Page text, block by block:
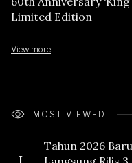
Limited Edition
View more
MOST VIEWED
Tahun 2026